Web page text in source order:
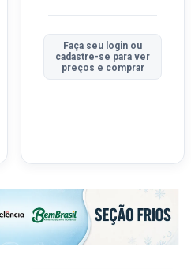
Faça seu login ou
cadastre-se para ver
preços e comprar